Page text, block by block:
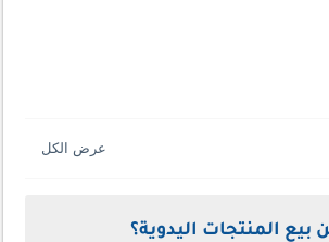
بيع المنتجات اليدوية؟